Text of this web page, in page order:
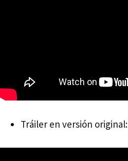
Tráiler en versión original: